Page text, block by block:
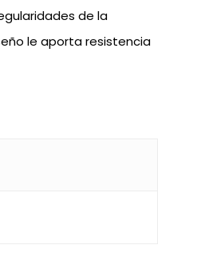
de la
le aporta resistencia